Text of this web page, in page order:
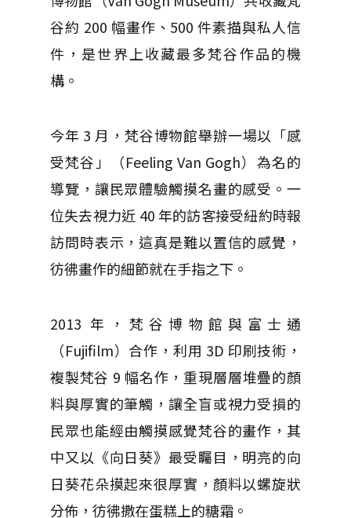
谷約 200 幅畫作、500 件素描與私人信
件，是世界上收藏最多梵谷作品的機
構。
今年 3 月，梵谷博物館舉辦一場以「感
受梵谷」（Feeling Van Gogh）為名的
導覽，讓民眾體驗觸摸名畫的感受。一
位失去視力近 40 年的訪客接受紐約時報
訪問時表示，這真是難以置信的感覺，
彷彿畫作的細節就在手指之下。
2013 年，梵谷博物館與富士通
（Fujifilm）合作，利用 3D 印刷技術，
複製梵谷 9 幅名作，重現層層堆疊的顏
料與厚實的筆觸，讓全盲或視力受損的
民眾也能經由觸摸感覺梵谷的畫作，其
中又以《向日葵》最受矚目，明亮的向
日葵花朵摸起來很厚實，顏料以螺旋狀
分佈，彷彿撒在蛋糕上的糖霜。